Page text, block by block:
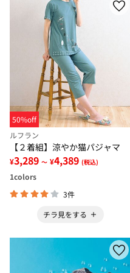
50%off
ルフラン
【２着組】涼やか猫パジャマ
¥3,289 ～ ¥4,389 (税込)
1colors
3件
チラ見をする